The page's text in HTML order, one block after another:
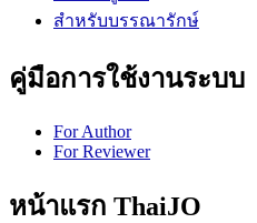
สำหรับบรรณารักษ์
คู่มือการใช้งานระบบ
For Author
For Reviewer
หน้าแรก ThaiJO